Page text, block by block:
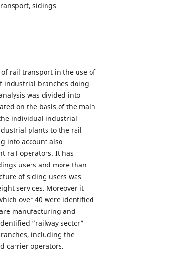
sidings
rail transport in the use of
industrial branches doing
was divided into
on the basis of the main
individual industrial
plants to the rail
into account also
rail operators. It has
users and more than
of siding users was
services. Moreover it
over 40 were identified
manufacturing and
“railway sector”
including the
carrier operators.